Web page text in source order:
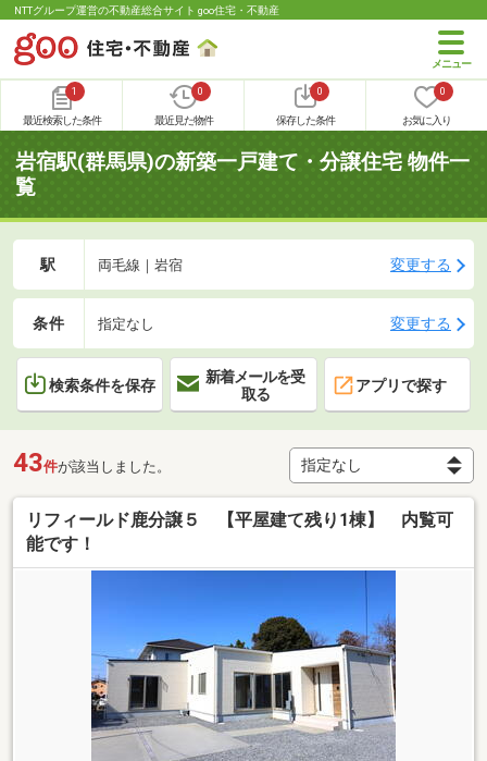
NTTグループ運営の不動産総合サイト goo住宅・不動産
1
最近検索した条件
0
最近見た物件
0
保存した条件
0
お気に入り
岩宿駅(群馬県)の新築一戸建て・分譲住宅 物件一
覧
駅 両毛線｜岩宿 変更する
条件 指定なし 変更する
検索条件を保存
新着メールを受
取る
アプリで探す
43件が該当しました。
リフィールド鹿分譲５ 【平屋建て残り1棟】 内覧可
能です！